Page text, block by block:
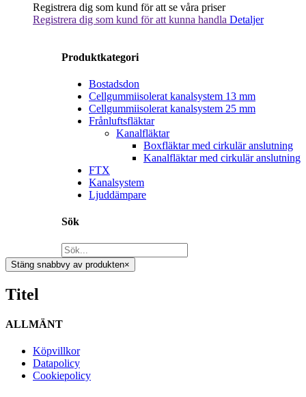
Registrera dig som kund för att se våra priser
Registrera dig som kund för att kunna handla Detaljer
Produktkategori
Bostadsdon
Cellgummiisolerat kanalsystem 13 mm
Cellgummiisolerat kanalsystem 25 mm
Frånluftsfläktar
Kanalfläktar
Boxfläktar med cirkulär anslutning
Kanalfläktar med cirkulär anslutning
FTX
Kanalsystem
Ljuddämpare
Sök
Stäng snabbvy av produkten×
Titel
ALLMÄNT
Köpvillkor
Datapolicy
Cookiepolicy